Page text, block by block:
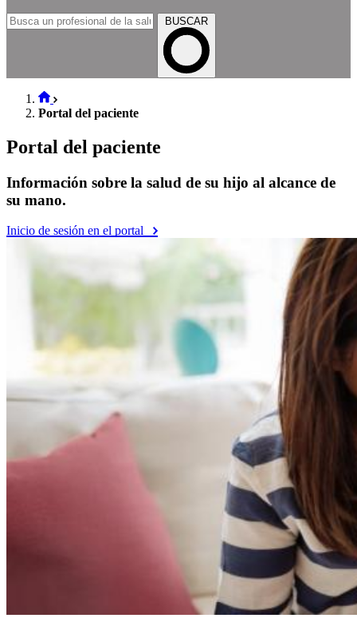
BUSCAR
Portal del paciente
Portal del paciente
Información sobre la salud de su hijo al alcance de
su mano.
Inicio de sesión en el portal